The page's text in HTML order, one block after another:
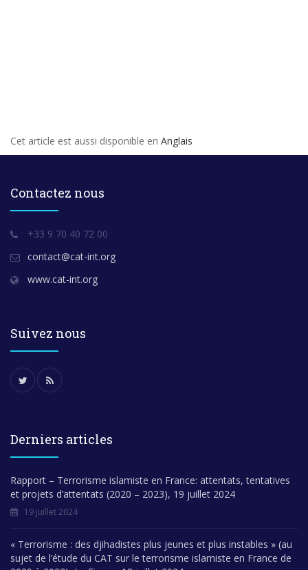
Cet article est aussi disponible en Anglais
Contactez nous
+33 9 70 40 72 00
contact@cat-int.org
www.cat-int.org
Suivez nous
Derniers articles
Rapport – Terrorisme islamiste en France: attentats, tentatives
et projets d’attentats (2020 – 2023), 19 juillet 2024
19 juillet 2024
« Terrorisme : des djihadistes plus jeunes et plus instables » (au
sujet de l’étude du CAT sur le terrorisme islamiste en France de